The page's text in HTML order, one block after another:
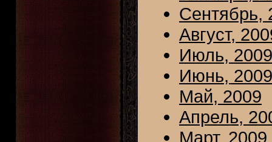
Сентябрь,
Август,
Июль, 2009
Июнь, 2009
Май, 2009
Апрель,
Март, 2009